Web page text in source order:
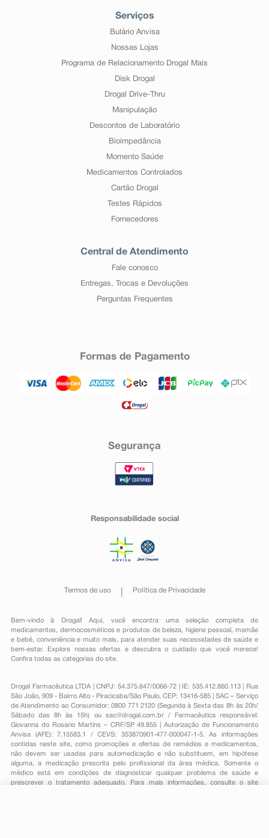
Serviços
Bulário Anvisa
Nossas Lojas
Programa de Relacionamento Drogal Mais
Disk Drogal
Drogal Drive-Thru
Manipulação
Descontos de Laboratório
Bioimpedância
Momento Saúde
Medicamentos Controlados
Cartão Drogal
Testes Rápidos
Fornecedores
Central de Atendimento
Fale conosco
Entregas, Trocas e Devoluções
Perguntas Frequentes
Formas de Pagamento
Segurança
Responsabilidade social
Termos de uso Política de Privacidade
Bem-vindo à Drogal! Aqui, você encontra uma seleção completa de
medicamentos , dermocosméticos e produtos de beleza, higiene pessoal ,mamãe
e bebê, conveniênciae muito mais, para atender suas necessidades de saúde e
bem-estar. Explore nossas ofertas e descubra o cuidado que você merece!
Confira todas as categorias do site.
Drogal Farmacêutica LTDA | CNPJ: 54.375.647/0066-72 | IE: 535.412.860.113 | Rua
São João, 909 - Bairro Alto - Piracicaba/São Paulo, CEP: 13416-585 | SAC – Serviço
de Atendimento ao Consumidor: 0800 771 2120 (Segunda à Sexta das 8h às 20h/
Sábado das 8h às 15h) ou sac@drogal.com.br/ Farmacêutica responsável:
Giovanna do Rosario Martins – CRF/SP 49.855 | Autorização de Funcionamento
Anvisa (AFE): 7.15583.1 / CEVS: 353870901-477-000047-1-5. As informações
contidas neste site, como promoções e ofertas de remédios e medicamentos,
não devem ser usadas para automedicação e não substituem, em hipótese
alguma, a medicação prescrita pelo profissional da área médica. Somente o
médico está em condições de diagnosticar qualquer problema de saúde e
prescrever o tratamento adequado. Para mais informações, consulte o site